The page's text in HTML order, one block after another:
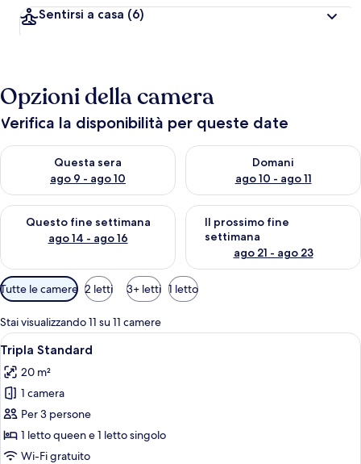
Sentirsi a casa (6)
Opzioni della camera
Verifica la disponibilità per queste date
Questa sera
ago 9 - ago 10
Verifica la disponibilità per questa sera, ago 9 - ago 10
Domani
ago 10 - ago 11
Verifica la disponibilità per
Questo fine settimana
ago 14 - ago 16
Verifica la disponibilità per questo fine settimana, ago 14 -
Il prossimo fine
settimana
ago 21 - ago 23
Verifica la disponibilità per il
Filtri
disponibili
per
le
camere
Tutte le camere 2 letti 3+ letti 1 letto
Stai visualizzando 11 su 11 camere
Apri
tutte
le
foto
per
Tripla
Standard
Camera d'albergo con un letto
5
Tripla Standard
20 m²
1 camera
Per 3 persone
1 letto queen e 1 letto singolo
Wi-Fi gratuito